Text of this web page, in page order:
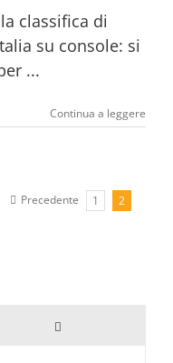
classifica di
su console: si
...
Continua a leggere
Precedente 1 2
Commenti